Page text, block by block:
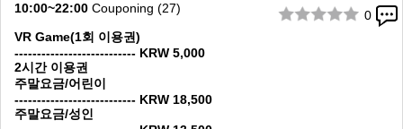
1/10
0
10:00~22:00 Couponing (27)
VR Game(1회 이용권)
--------------------------- KRW 5,000
2시간 이용권
주말요금/어린이
--------------------------- KRW 18,500
주말요금/성인